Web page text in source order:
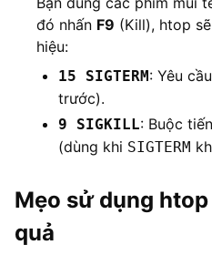
đó nhấn F9 (Kill), htop
hiệu:
15 SIGTERM: Yêu
trước).
9 SIGKILL: Buộc
(dùng khi SIGTERM
Mẹo sử dụng
quả